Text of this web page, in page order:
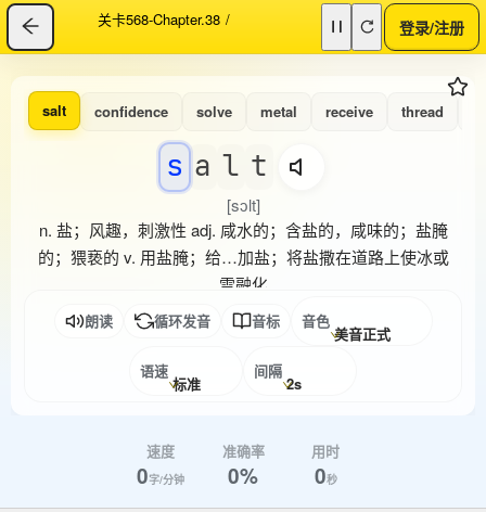
关卡568-Chapter.38 / 登录/注册
salt confidence solve metal receive thread
s a l t
[sɔlt]
n. 盐；风趣，刺激性 adj. 咸水的；含盐的，咸味的；盐腌
的；猥亵的 v. 用盐腌；给…加盐；将盐撒在道路上使冰或
雪融化
朗读 循环发音 音标 音色
美音正式
语速
标准
间隔
2s
速度
0字/分钟
准确率
0%
用时
0秒